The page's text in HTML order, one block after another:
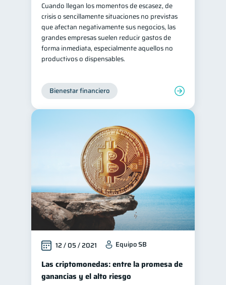
Cuando llegan los momentos de escasez, de
crisis o sencillamente situaciones no previstas
que afectan negativamente sus negocios, las
grandes empresas suelen reducir gastos de
forma inmediata, especialmente aquellos no
productivos o dispensables.
Bienestar financiero
12 / 05 / 2021 Equipo SB
Las criptomonedas: entre la promesa de
ganancias y el alto riesgo